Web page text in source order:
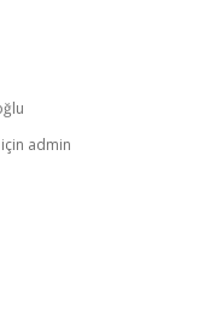
için admin